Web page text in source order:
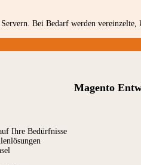
Bei Bedarf werden
Magento
Ihre Bedürfnisse